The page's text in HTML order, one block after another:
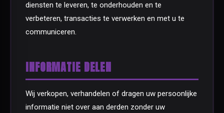
diensten te leveren, te onderhouden en te
verbeteren, transacties te verwerken en met u te
communiceren.
INFORMATIE DELEN
Wij verkopen, verhandelen of dragen uw persoonlijke
informatie niet over aan derden zonder uw